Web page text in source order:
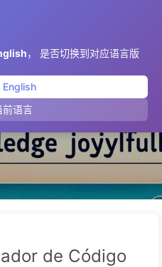
， 是否切换到对应语言版
English
前语言
de Código
de Código